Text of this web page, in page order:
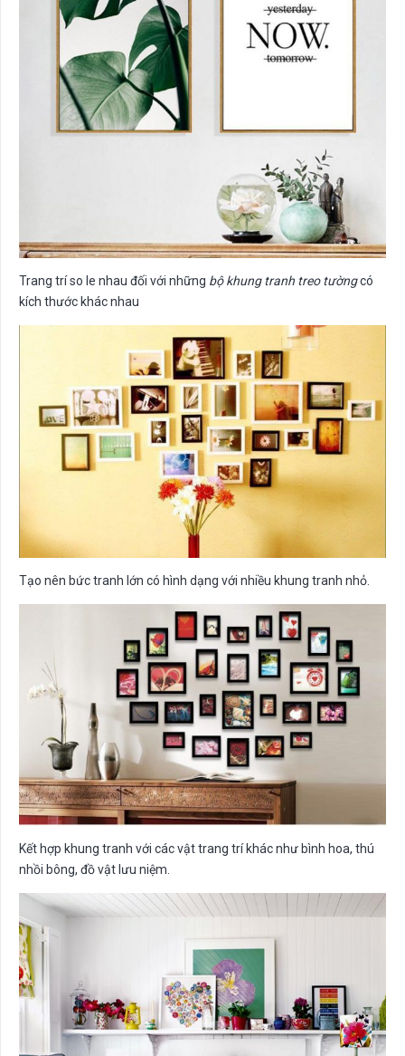
Trang trí so le nhau đối với những bộ khung tranh treo tườngcó
kích thước khác nhau
Tạo nên bức tranh lớn có hình dạng với nhiều khung tranh nhỏ.
Kết hợp khung tranh với các vật trang trí khác như bình hoa, thú
nhồi bông, đồ vật lưu niệm.